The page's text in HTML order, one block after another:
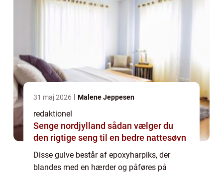
31 maj 2026 Malene Jeppesen
redaktionel
Senge nordjylland sådan vælger du
den rigtige seng til en bedre nattesøvn
Disse gulve består af epoxyharpiks, der
blandes med en hærder og påføres på